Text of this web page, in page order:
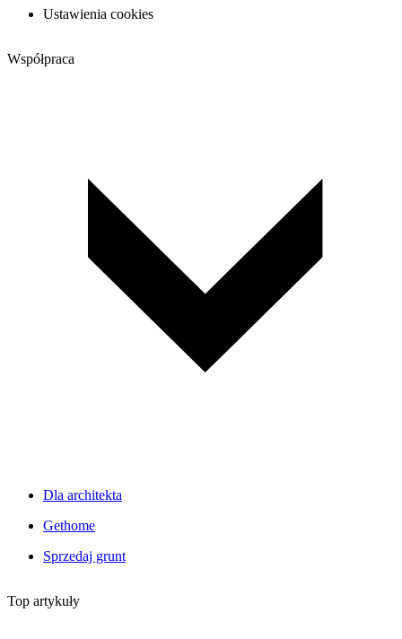
Ustawienia cookies
Współpraca
Dla architekta
Gethome
Sprzedaj grunt
Top artykuły